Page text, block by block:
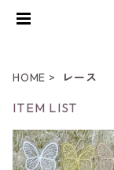
HOME レース
ITEM LIST